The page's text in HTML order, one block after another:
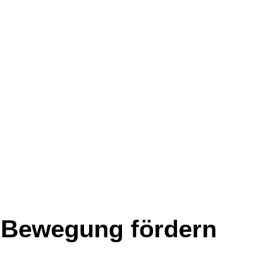
Bewegung fördern